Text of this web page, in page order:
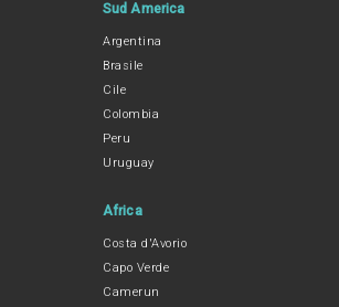
Sud America
Argentina
Brasile
Cile
Colombia
Peru
Uruguay
Africa
Costa d'Avorio
Capo Verde
Camerun